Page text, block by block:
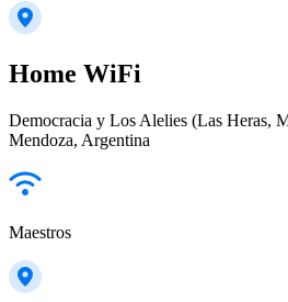
Home WiFi
Democracia y Los Alelies (Las Heras,
Mendoza, Argentina
Maestros